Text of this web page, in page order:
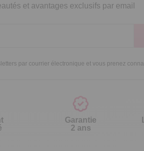
et avantages exclusifs par email
par courrier électronique et vous prenez
Garantie
2 ans